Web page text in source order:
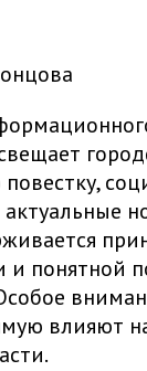
и понятной
влияют